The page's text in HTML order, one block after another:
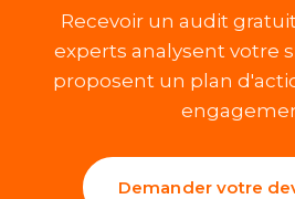
Recevoir un audit
experts analysent votre
proposent un plan
Demander votre